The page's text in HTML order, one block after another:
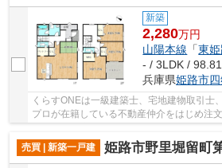
新築
2,280万円
山陽本線 「東姫
- / 3LDK /
兵庫県姫路市
くらすONEは一級建築士、宅地建物取引士
プロが在籍している不動産仲介をはじめ注
しているお店です♪住まいに関する事は何で
売買 | 新築一戸建
姫路市野里堀留町